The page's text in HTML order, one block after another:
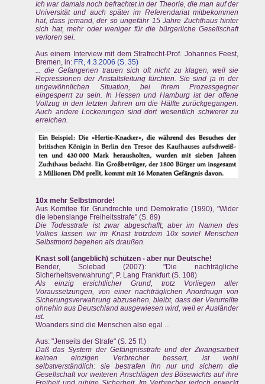
Ich war damals noch befrachtet in der Theorie, die man auf der
Universität und auch später im Referendariat mitbekommen
hat, dass jemand, der so ungefähr 15 Jahre Zuchthaus hinter
sich hat, mehr oder weniger für die bürgerliche Gesellschaft
verloren sei.
Aus einem Interview mit dem Strafrecht-Prof. Johannes Feest,
Bremen, in: FR, 4.3.2006 (S. 35)
... die Gefangenen trauen sich oft nicht zu klagen, weil sie
Repressionen der Anstaltsleitung fürchten. Sie sind ja in der
ungewöhnlichen Situation, bei ihrem Prozessgegner
eingesperrt zu sein. In Hessen und Hamburg ist der offene
Vollzug in den letzten Jahren um die Hälfte zurückgegangen.
Auch andere Lockerungen sind dort wesentlich schwerer zu
erreichen.
10x mehr Selbstmorde!
Aus Komitee für Grundrechte und Demokratie (1990), "Wider
die lebenslange Freiheitsstrafe" (S. 89)
Die Todesstrafe ist zwar abgeschafft, aber im Namen des
Volkes lassen wir im Knast trotzdem 10x soviel Menschen
Selbstmord begehen als draußen.
Knast soll (angeblich) schützen - aber nur Deutsche!
Bender, Solebad (2007): "Die nachträgliche
Sicherheitsverwahrung", P. Lang Frankfurt (S. 108)
Als einzig ersichtlicher Grund, trotz Vorliegen aller
Voraussetzungen, von einer nachträglichen Anordnugn von
Sicherungsverwahrung abzusehen, bleibt, dass der Verurteilte
ohnehin aus Deutschland ausgewiesen wird, weil er Ausländer
ist.
Woanders sind die Menschen also egal ...
Aus: "Jenseits der Strafe" (S. 25 ff.)
Daß das System der Gefängnisstrafe und der Zwangsarbeit
keinen einzigen Verbrecher bessert, ist wohl
selbstverständlich: sie bestrafen ihn nur und sichern die
Gesellschaft vor weiteren Anschlägen des Bösewichts auf ihre